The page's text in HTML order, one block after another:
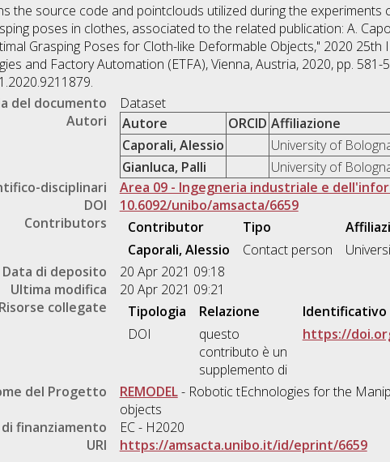
the source code and pointclouds utilized during the experiments
poses in clothes, associated to the related publication: A.
Grasping Poses for Cloth-like Deformable Objects," 2020 25th
and Factory Automation (ETFA), Vienna, Austria, 2020, pp. 581-
del documento
Dataset
Autori
Autore ORCID Affiliazione
Caporali, Alessio
University of
Gianluca, Palli
University of
disciplinari
Area 09 - Ingegneria industriale e
DOI
10.6092/unibo/amsacta/6659
Contributors
Contributor Tipo
Caporali, Alessio
Contact person
Data di deposito
20 Apr 2021 09:18
Ultima modifica
20 Apr 2021 09:21
Risorse collegate
Tipologia Relazione
Identificativo
DOI
questo
contributo è un
supplemento di
https://
del Progetto REMODEL- Robotic tEchnologies for the
objects
finanziamento
EC - H2020
URI
https://amsacta.unibo.it/id/eprint/6659